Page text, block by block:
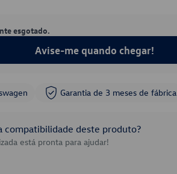
esgotado.
Avise-me quando chegar!
Garantia de 3 meses de fábrica
compatibilidade deste produto?
está pronta para ajudar!